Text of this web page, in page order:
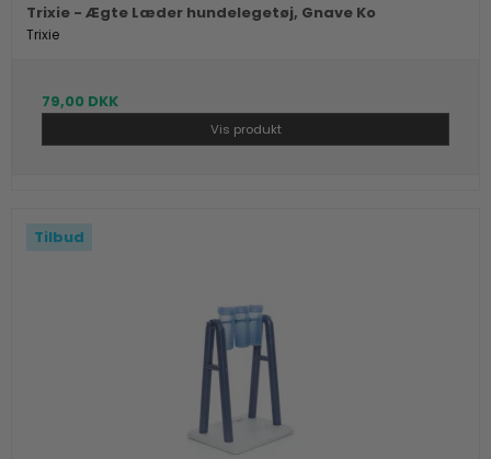
Trixie - Ægte Læder hundelegetøj, Gnave Ko
Trixie
79,00 DKK
Vis produkt
Tilbud